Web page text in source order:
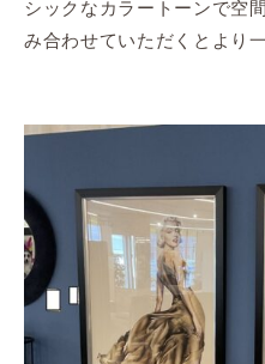
シックなカラートーンで空
み合わせていただくとより